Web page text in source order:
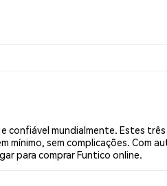
confiável mundialmente. Estes
sem complicações. Com
para comprar Funtico online.